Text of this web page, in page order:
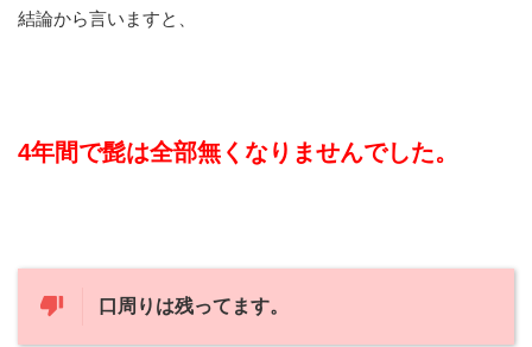
結論から言いますと、
4年間で髭は全部無くなりませんでした。
口周りは残ってます。